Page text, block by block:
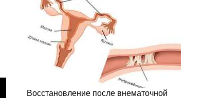
Восстановление после внематочной